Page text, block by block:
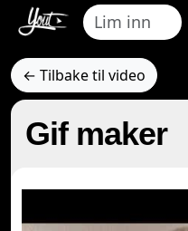
← Tilbake til video
Gif maker